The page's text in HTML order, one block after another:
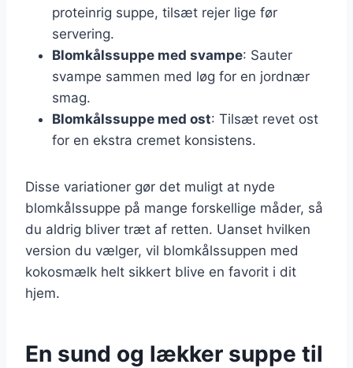
proteinrig suppe, tilsæt rejer lige før
servering.
Blomkålssuppe med svampe: Sauter
svampe sammen med løg for en jordnær
smag.
Blomkålssuppe med ost: Tilsæt revet ost
for en ekstra cremet konsistens.
Disse variationer gør det muligt at nyde
blomkålssuppe på mange forskellige måder, så
du aldrig bliver træt af retten. Uanset hvilken
version du vælger, vil blomkålssuppen med
kokosmælk helt sikkert blive en favorit i dit
hjem.
En sund og lækker suppe til